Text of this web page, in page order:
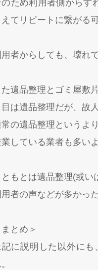
のため利用者側からす
えてリピートに繋がる
者からしても、壊れ
た遺品整理とゴミ屋敷
は遺品整理だが、故
の遺品整理というよ
している業者も多い
ともとは遺品整理(或い
者の声などが多かっ
まとめ＞
記に説明した以外に